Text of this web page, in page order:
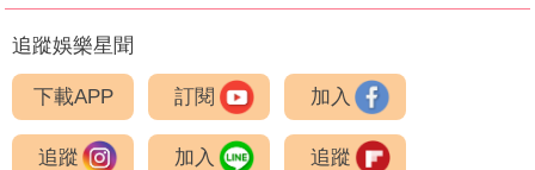
追蹤娛樂星聞
下載APP 訂閱 加入
追蹤 加入 追蹤